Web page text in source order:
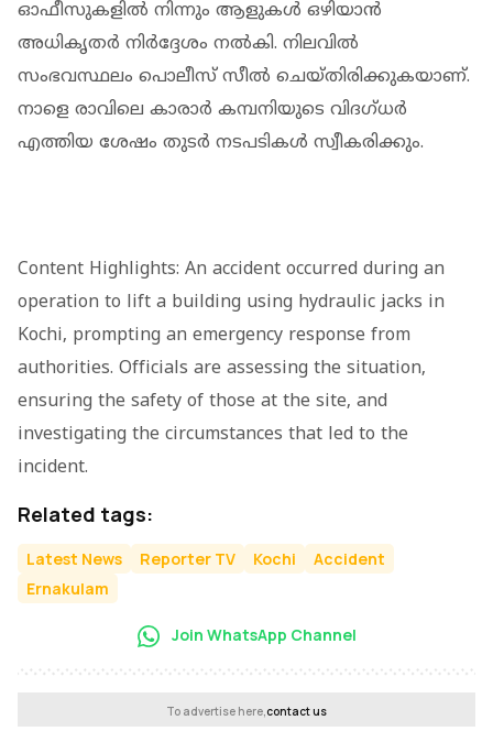
ഓഫീസുകളില്‍ നിന്നും ആളുകള്‍ ഒഴിയാന്‍
അധികൃതര്‍ നിര്‍ദ്ദേശം നല്‍കി. നിലവില്‍
സംഭവസ്ഥലം പൊലീസ് സീല്‍ ചെയ്തിരിക്കുകയാണ്.
നാളെ രാവിലെ കാരാര്‍ കമ്പനിയുടെ വിദഗ്ധര്‍
എത്തിയ ശേഷം തുടര്‍ നടപടികള്‍ സ്വീകരിക്കും.
Content Highlights: An accident occurred during an
operation to lift a building using hydraulic jacks in
Kochi, prompting an emergency response from
authorities. Officials are assessing the situation,
ensuring the safety of those at the site, and
investigating the circumstances that led to the
incident.
Related tags:
Latest News Reporter TV Kochi
Accident
Ernakulam
Join WhatsApp Channel
To advertise here,contact us